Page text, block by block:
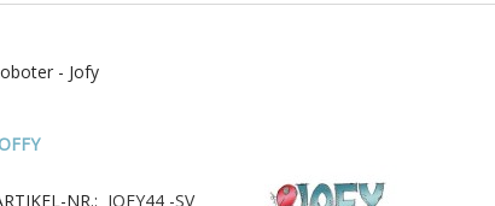
- Jofy
NR.: JOFY44 -SV